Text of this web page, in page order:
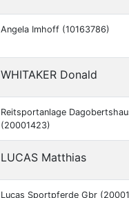
Angela Imhoff (10163786)
WHITAKER Donald
Reitsportanlage
(20001423)
LUCAS Matthias
Lucas Sportpferde Gbr